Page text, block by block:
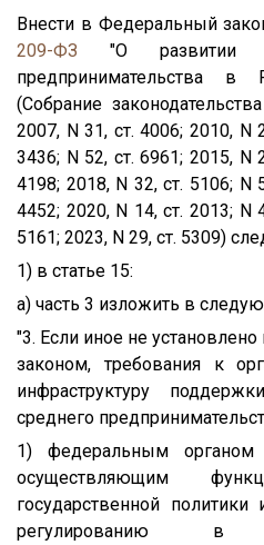
Внести в Федеральный
209-ФЗ "О развитии
предпринимательства в
(Собрание
2007, N 31, ст. 4006; 2010, N
3436; N 52, ст. 6961; 2015, N
4198; 2018, N 32, ст. 5106; N
4452; 2020, N 14, ст. 2013; N
5161; 2023, N 29, ст. 5309)
1) в статье 15:
а) часть 3 изложить в
"3. Если иное не
законом, требования к
инфраструктуру
среднего
1) федеральным органом
осуществляющим
государственной
регулированию в